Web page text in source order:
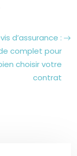
d’assurance :
complet pour
choisir votre
contrat